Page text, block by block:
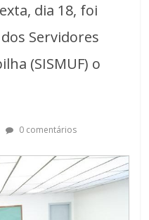
dia 18, foi
Servidores
(SISMUF) o
0 comentários